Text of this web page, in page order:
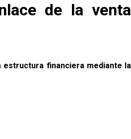
de la venta
estructura financiera mediante la